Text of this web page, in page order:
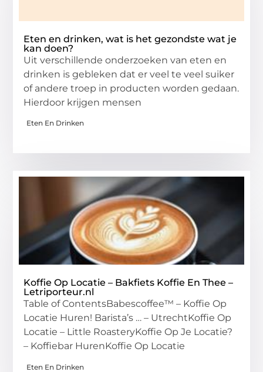
Eten en drinken, wat is het gezondste wat je
kan doen?
Uit verschillende onderzoeken van eten en
drinken is gebleken dat er veel te veel suiker
of andere troep in producten worden gedaan.
Hierdoor krijgen mensen
Eten En Drinken
Koffie Op Locatie – Bakfiets Koffie En Thee –
Letriporteur.nl
Table of ContentsBabescoffee™ – Koffie Op
Locatie Huren! Barista’s … – UtrechtKoffie Op
Locatie – Little RoasteryKoffie Op Je Locatie?
– Koffiebar HurenKoffie Op Locatie
Eten En Drinken